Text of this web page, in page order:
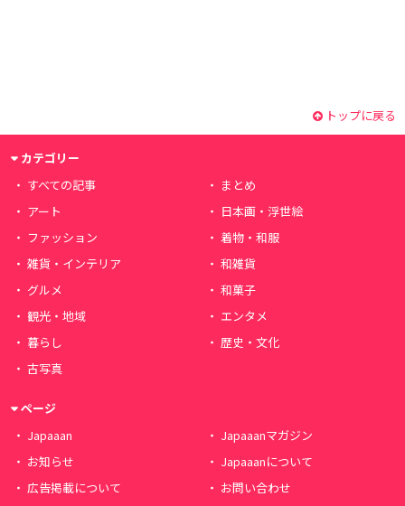
トップに戻る
カテゴリー
すべての記事
まとめ
アート
日本画・浮世絵
ファッション
着物・和服
雑貨・インテリア
和雑貨
グルメ
和菓子
観光・地域
エンタメ
暮らし
歴史・文化
古写真
ページ
Japaaan
Japaaanマガジン
お知らせ
Japaaanについて
広告掲載について
お問い合わせ